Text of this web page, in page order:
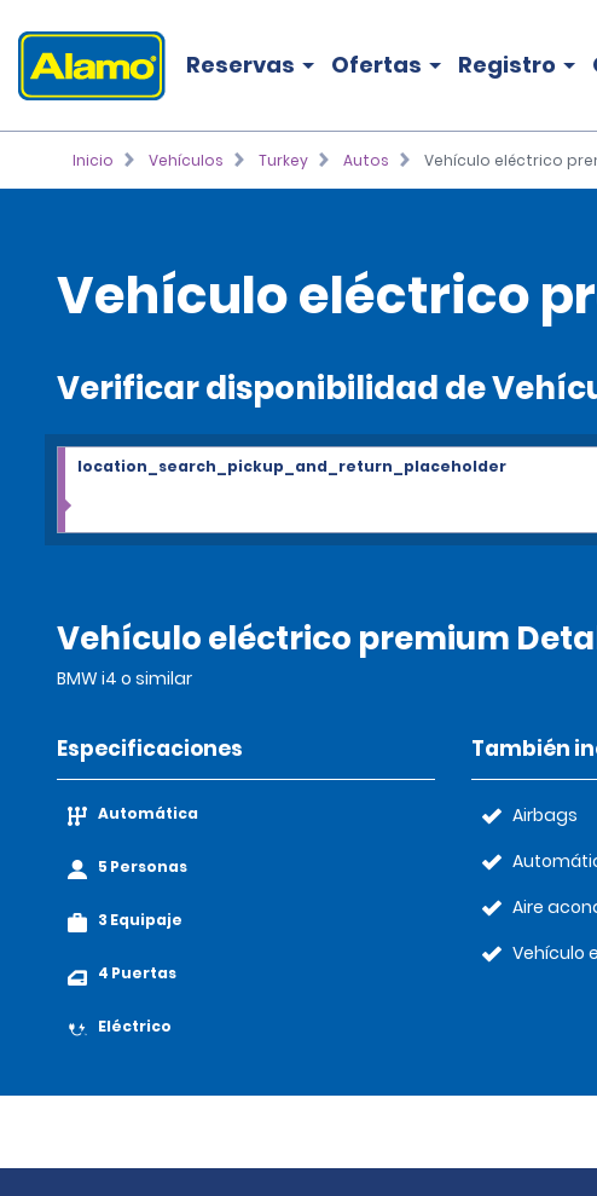
Reservas Ofertas Registro
Inicio Vehículos Turkey Autos Vehículo eléctrico
Vehículo eléctrico
Verificar disponibilidad de
location_search_pickup_and_return_placeholder
Vehículo eléctrico premium
BMW i4 o similar
Especificaciones
Automática
5 Personas
3 Equipaje
4 Puertas
Eléctrico
También
Airbags
Aire
Vehículo